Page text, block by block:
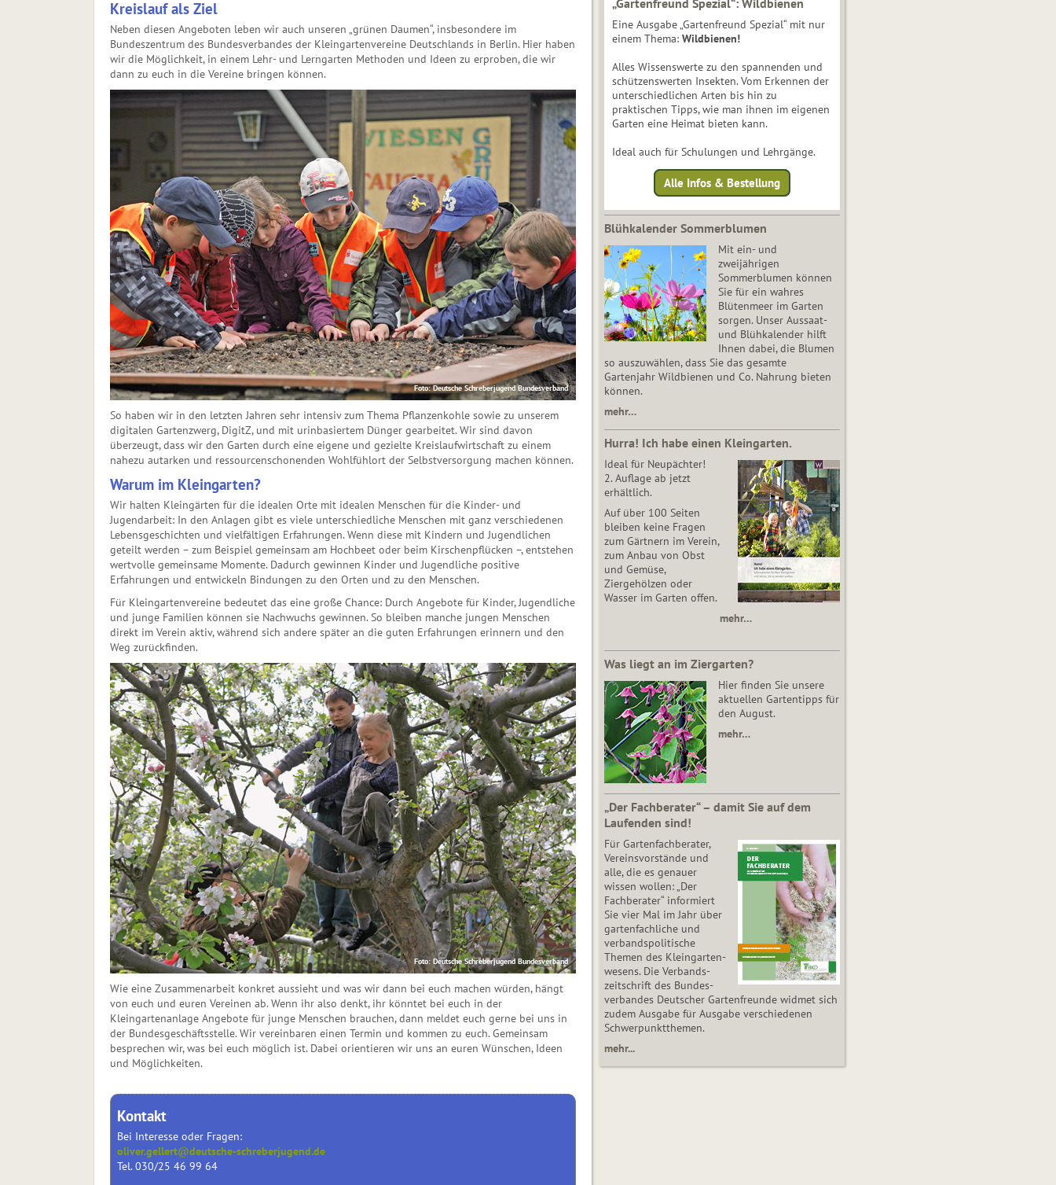
Kreislauf als Ziel
Neben diesen Angeboten leben wir auch unseren „grünen Daumen“, insbesondere im
Bundeszentrum des Bundesverbandes der Kleingartenvereine Deutschlands in Berlin. Hier haben
wir die Mög­lichkeit, in einem Lehr- und Lerngarten Methoden und Ideen zu erproben, die wir
dann zu euch in die Vereine bringen können.
Foto: Deutsche Schreberjugend Bundesverband
So haben wir in den letzten Jahren sehr intensiv zum Thema Pflanzenkohle sowie zu unserem
digitalen Gartenzwerg, DigitZ, und mit urinbasiertem Dünger gearbeitet. Wir sind davon
überzeugt, dass wir den Garten durch eine eigene und gezielte Kreislaufwirtschaft zu einem
nahezu autarken und ressourcenschonenden Wohlfühlort der Selbstversorgung machen können.
Warum im Kleingarten?
Wir halten Kleingärten für die idealen Orte mit idealen Menschen für die Kinder- und
Jugendarbeit: In den Anlagen gibt es viele unterschiedliche Menschen mit ganz verschiedenen
Lebensgeschich­ten und vielfältigen Erfahrungen. Wenn diese mit Kindern und Jugendlichen
geteilt werden – zum Beispiel gemeinsam am Hochbeet oder beim Kirschenpflücken –, entstehen
wertvolle gemeinsame Momente. Dadurch gewinnen Kin­der und Jugendliche positive
Erfahrungen und entwickeln Bindungen zu den Orten und zu den Menschen.
Für Kleingartenvereine bedeutet das eine große Chance: Durch Angebote für Kinder, Jugendliche
und junge Familien können sie Nachwuchs gewinnen. So bleiben manche jungen Menschen
direkt im Verein aktiv, während sich andere später an die guten Erfahrungen erinnern und den
Weg zurückfinden.
Foto: Deutsche Schreberjugend Bundesverband
Wie eine Zusammenarbeit konkret aussieht und was wir dann bei euch machen würden, hängt
von euch und euren Vereinen ab. Wenn ihr also denkt, ihr könntet bei euch in der
Kleingartenanlage Angebote für junge Menschen brauchen, dann meldet euch gerne bei uns in
der Bundesgeschäftsstelle. Wir vereinbaren einen Termin und kommen zu euch. Gemeinsam
besprechen wir, was bei euch möglich ist. Dabei orientieren wir uns an euren Wünschen, Ideen
und Möglichkeiten.
Kontakt
Bei Interesse oder Fragen:
oliver.gellert@deutsche-schreberjugend.de
Tel. 030/25 46 99 64
„Gartenfreund Spezial“: Wildbienen
Eine Ausgabe „Gartenfreund Spezial“ mit nur
einem Thema: Wildbienen!
Alles Wissenswerte zu den spannenden und
schützenswerten Insekten. Vom Erkennen der
unterschiedlichen Arten bis hin zu
praktischen Tipps, wie man ihnen im eigenen
Garten eine Heimat bieten kann.
Ideal auch für Schulungen und Lehrgänge.
Alle Infos & Bestellung
Blühkalender Sommerblumen
Mit ein- und
zweijährigen
Sommerblumen können
Sie für ein wahres
Blütenmeer im Garten
sorgen. Unser Aussaat-
und Blühkalender hilft
Ihnen dabei, die Blumen
so auszuwählen, dass Sie das gesamte
Gartenjahr Wildbienen und Co. Nahrung bieten
können.
mehr…
Hurra! Ich habe einen Kleingarten.
Ideal für Neupächter!
2. Auflage ab jetzt
erhältlich.
Auf über 100 Seiten
bleiben keine Fragen
zum Gärtnern im Verein,
zum Anbau von Obst
und Gemüse,
Ziergehölzen oder
Wasser im Garten offen.
mehr…
Was liegt an im Ziergarten?
Hier finden Sie unsere
aktuellen Gartentipps für
den August.
mehr…
„Der Fachberater“ – damit Sie auf dem
Laufenden sind!
Für Gartenfachberater,
Vereinsvorstände und
alle, die es genauer
wissen wollen: „Der
Fachberater“ informiert
Sie vier Mal im Jahr über
gartenfachliche und
verbandspolitische
Themen des Klein­gar­ten­
wesens. Die Ver­bands­
zeit­schrift des Bun­des­
ver­ban­des Deutscher Gartenfreunde widmet sich
zudem Ausgabe für Ausgabe verschiedenen
Schwer­punkt­the­men.
mehr...